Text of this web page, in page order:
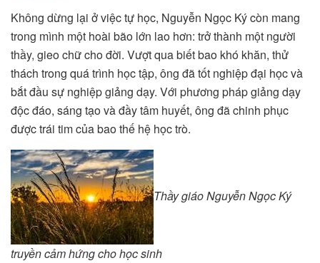
Không dừng lại ở việc tự học, Nguyễn Ngọc Ký còn mang
trong mình một hoài bão lớn lao hơn: trở thành một người
thầy, gieo chữ cho đời. Vượt qua biết bao khó khăn, thử
thách trong quá trình học tập, ông đã tốt nghiệp đại học và
bắt đầu sự nghiệp giảng dạy. Với phương pháp giảng dạy
độc đáo, sáng tạo và đầy tâm huyết, ông đã chinh phục
được trái tim của bao thế hệ học trò.
Thầy giáo Nguyễn Ngọc Ký
truyền cảm hứng cho học sinh